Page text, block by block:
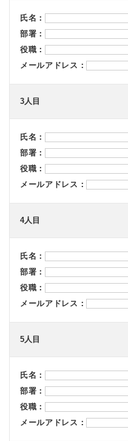
氏名：
部署：
役職：
メールアドレス：
3人目
氏名：
部署：
役職：
メールアドレス：
4人目
氏名：
部署：
役職：
メールアドレス：
5人目
氏名：
部署：
役職：
メールアドレス：